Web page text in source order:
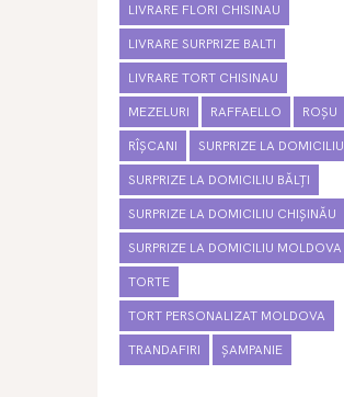
LIVRARE FLORI CHISINAU
LIVRARE SURPRIZE BALTI
LIVRARE TORT CHISINAU
MEZELURI RAFFAELLO ROȘU
RÎȘCANI SURPRIZE LA DOMICILIU
SURPRIZE LA DOMICILIU BĂLȚI
SURPRIZE LA DOMICILIU CHIȘINĂU
SURPRIZE LA DOMICILIU MOLDOVA
TORTE
TORT PERSONALIZAT MOLDOVA
TRANDAFIRI ȘAMPANIE